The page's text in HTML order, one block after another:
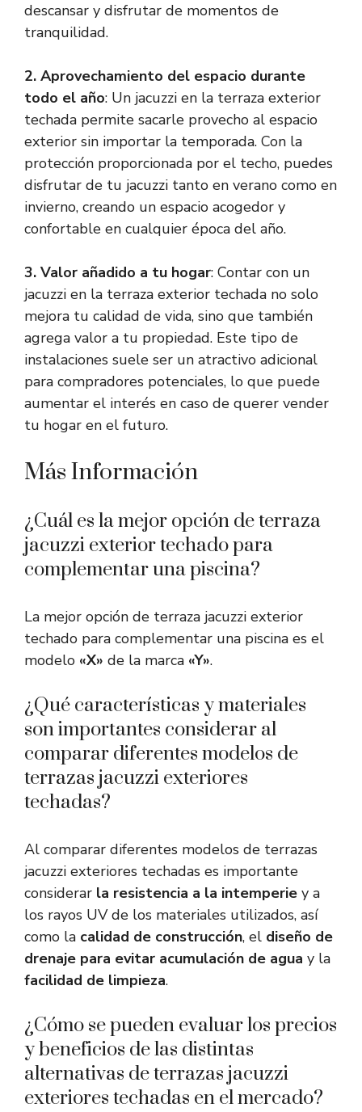
descansar y disfrutar de momentos de
tranquilidad.
2. Aprovechamiento del espacio durante
todo el año: Un jacuzzi en la terraza exterior
techada permite sacarle provecho al espacio
exterior sin importar la temporada. Con la
protección proporcionada por el techo, puedes
disfrutar de tu jacuzzi tanto en verano como en
invierno, creando un espacio acogedor y
confortable en cualquier época del año.
3. Valor añadido a tu hogar: Contar con un
jacuzzi en la terraza exterior techada no solo
mejora tu calidad de vida, sino que también
agrega valor a tu propiedad. Este tipo de
instalaciones suele ser un atractivo adicional
para compradores potenciales, lo que puede
aumentar el interés en caso de querer vender
tu hogar en el futuro.
Más Información
¿Cuál es la mejor opción de terraza
jacuzzi exterior techado para
complementar una piscina?
La mejor opción de terraza jacuzzi exterior
techado para complementar una piscina es el
modelo «X» de la marca «Y».
¿Qué características y materiales
son importantes considerar al
comparar diferentes modelos de
terrazas jacuzzi exteriores
techadas?
Al comparar diferentes modelos de terrazas
jacuzzi exteriores techadas es importante
considerar la resistencia a la intemperie y a
los rayos UV de los materiales utilizados, así
como la calidad de construcción, el diseño de
drenaje para evitar acumulación de agua y la
facilidad de limpieza.
¿Cómo se pueden evaluar los precios
y beneficios de las distintas
alternativas de terrazas jacuzzi
exteriores techadas en el mercado?